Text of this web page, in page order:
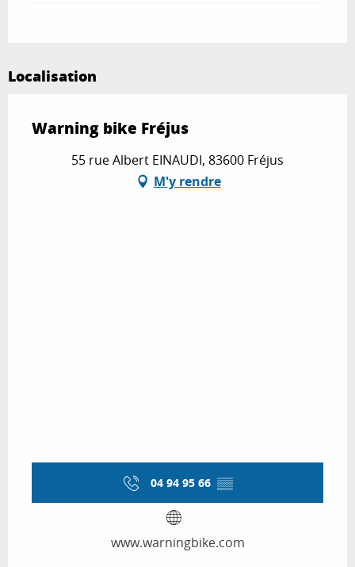
Localisation
Warning bike Fréjus
55 rue Albert EINAUDI, 83600 Fréjus
M'y rendre
04 94 95 66 ▒▒
www.warningbike.com